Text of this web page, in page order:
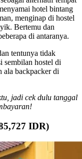
hotel bintang
menginap di hostel
Bertemu dan
di antaranya.
tentunya tidak
sembilan hostel di
ala backpacker di
jadi cek dulu tanggal
IDR)